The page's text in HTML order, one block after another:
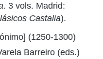
. 3 vols. Madrid:
Castalia).
(1250-1300)
Barreiro (eds.)